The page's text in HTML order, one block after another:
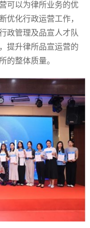
可以为律所业务的优
优化行政运营工作，
政管理及品宣人才队
提升律所品宣运营的
的整体质量。